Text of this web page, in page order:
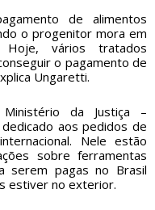
de alimentos
o progenitor mora em
vários tratados
o pagamento de
Ungaretti.
da Justiça –
aos pedidos de
Nele estão
sobre ferramentas
serem pagas no Brasil
estiver no exterior.